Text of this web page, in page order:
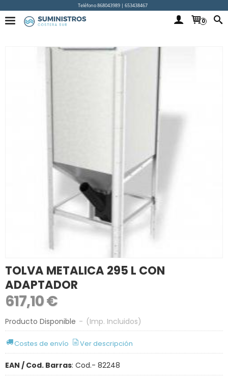
Teléfono 868043989 | 653438467
0
TOLVA METALICA 295 L CON
ADAPTADOR
617,10 €
Producto Disponible - (Imp. Incluidos)
Costes de envío Ver descripción
EAN / Cod. Barras: Cod.- 82248